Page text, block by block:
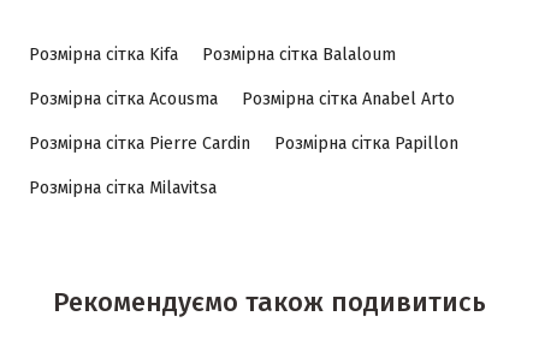
Розмірна сітка Kifa Розмірна сітка Balaloum
Розмірна сітка Acousma Розмірна сітка Anabel Arto
Розмірна сітка Pierre Cardin Розмірна сітка Papillon
Розмірна сітка Milavitsa
Рекомендуємо також подивитись